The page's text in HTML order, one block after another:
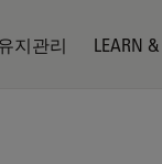
지관리 LEARN